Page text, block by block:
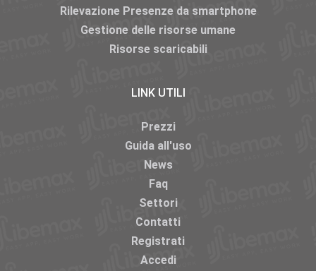
Rilevazione Presenze da smartphone
Gestione delle risorse umane
Risorse scaricabili
LINK UTILI
Prezzi
Guida all'uso
News
Faq
Settori
Contatti
Registrati
Accedi